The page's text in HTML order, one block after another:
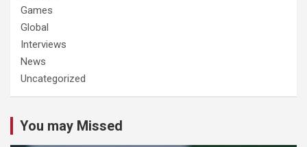
Games
Global
Interviews
News
Uncategorized
You may Missed